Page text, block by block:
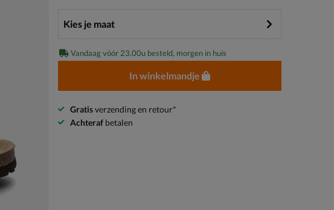
Kies je maat
Vandaag vóór 23.00u besteld, morgen in huis
In winkelmandje
Gratisverzending en retour*
Achteraf betalen